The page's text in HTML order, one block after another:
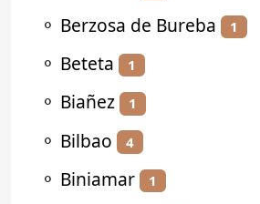
⚬ Berzosa de Bureba 1
⚬ Beteta 1
⚬ Biañez 1
⚬ Bilbao 4
⚬ Biniamar 1